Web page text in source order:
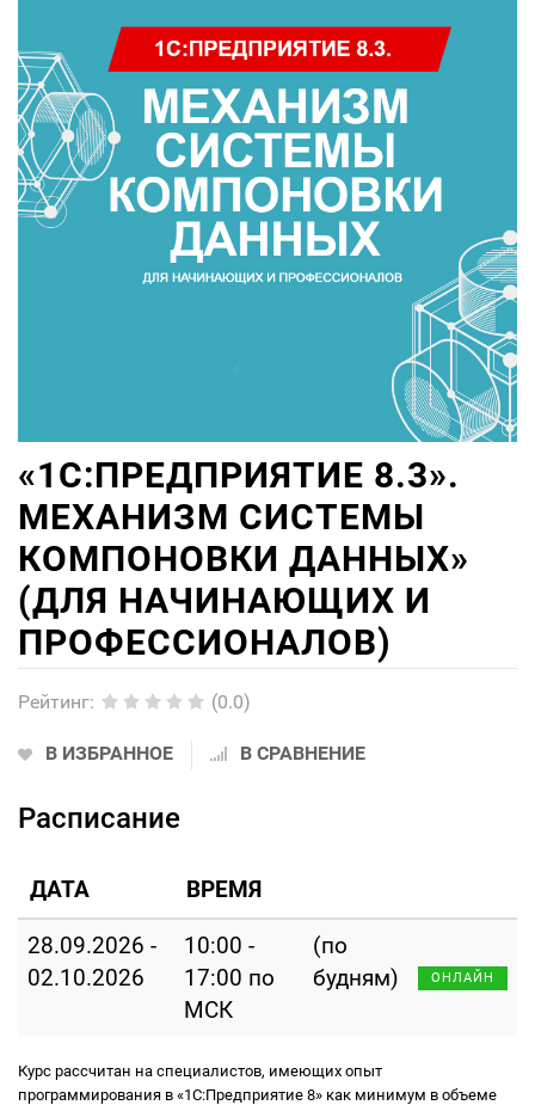
«1С:ПРЕДПРИЯТИЕ 8.3».
МЕХАНИЗМ СИСТЕМЫ
КОМПОНОВКИ ДАННЫХ»
(ДЛЯ НАЧИНАЮЩИХ И
ПРОФЕССИОНАЛОВ)
Рейтинг: (0.0)
В ИЗБРАННОЕ В СРАВНЕНИЕ
Расписание
ДАТА ВРЕМЯ
28.09.2026 -
02.10.2026
10:00 -
17:00 по
МСК
(по
будням)
ОНЛАЙН
Курс рассчитан на специалистов, имеющих опыт
программирования в «1С:Предприятие 8» как минимум в объеме